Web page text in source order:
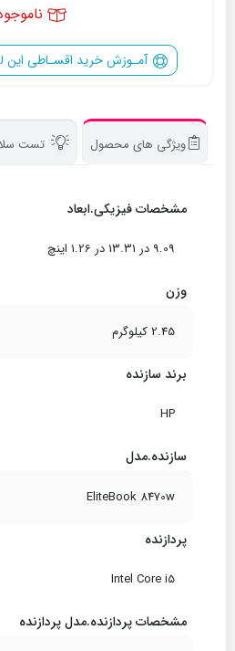
آمـوزش خرید اقسـاطی این
ویژگی های محصول تست
مشخصات فیزیکی.ابعاد
9.09 در 13.31 در 1.26 اینچ
وزن
2.45 کیلوگرم
برند سازنده
HP
سازنده.مدل
EliteBook 8470w
پردازنده
Intel Core i5
مشخصات پردازنده.مدل پردازنده